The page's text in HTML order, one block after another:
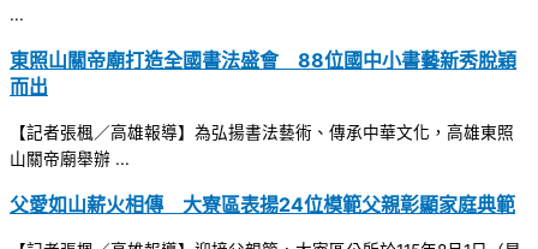
...
東照山關帝廟打造全國書法盛會 88位國中小書藝新秀脫穎
而出
【記者張楓／高雄報導】為弘揚書法藝術、傳承中華文化，高雄東照
山關帝廟舉辦 ...
父愛如山薪火相傳 大寮區表揚24位模範父親彰顯家庭典範